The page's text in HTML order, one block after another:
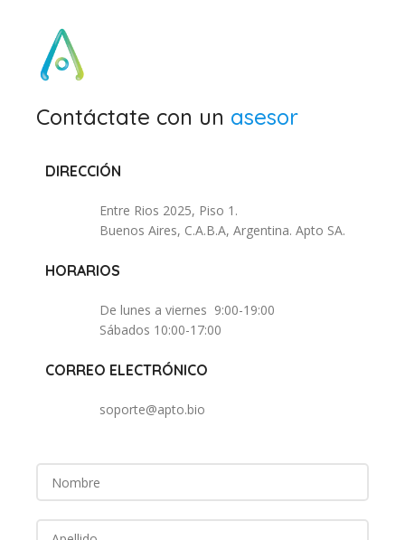
Contáctate con un asesor
DIRECCIÓN
Entre Rios 2025, Piso 1.
Buenos Aires, C.A.B.A, Argentina. Apto SA.
HORARIOS
De lunes a viernes 9:00-19:00
Sábados 10:00-17:00
CORREO ELECTRÓNICO
soporte@apto.bio